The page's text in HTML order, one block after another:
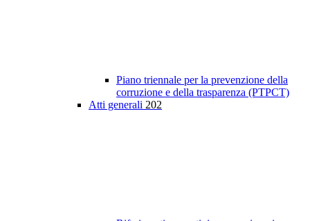
Piano triennale per la prevenzione della
corruzione e della trasparenza (PTPCT)
Atti generali 202